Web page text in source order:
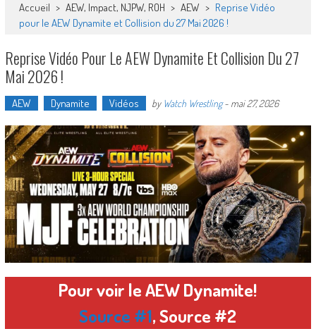
Accueil > AEW, Impact, NJPW, ROH > AEW > Reprise Vidéo
pour le AEW Dynamite et Collision du 27 Mai 2026 !
Reprise Vidéo Pour Le AEW Dynamite Et Collision Du 27
Mai 2026 !
AEW Dynamite Vidéos by Watch Wrestling- mai 27, 2026
Pour voir le AEW Dynamite!
Source #1,Source #2